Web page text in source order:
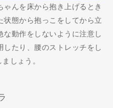
んを床から抱き上げるとき
状態から抱っこをしてから立
動作をしないように注意し
したり、腰のストレッチをし
しょう。